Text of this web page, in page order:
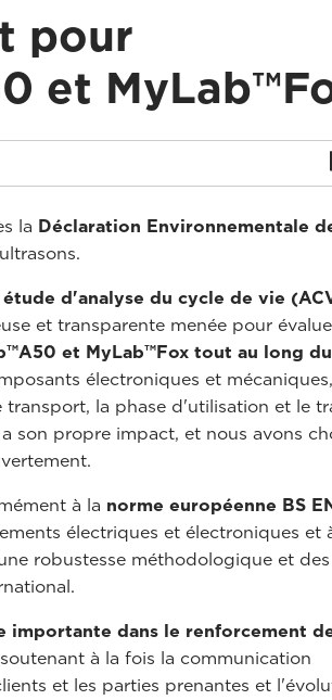
pour
et
la Déclaration Environnementale
d'analyse du cycle de vie
et transparente menée pour
et MyLab™Fox tout au long
électroniques et
transport, la phase d'utilisation et le
son propre impact, et nous avons
à la norme européenne BS
électriques et électroniques et
robustesse méthodologique et
importante dans le renforcement
à la fois la communication
et les parties prenantes et